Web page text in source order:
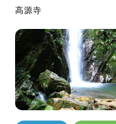
高源寺